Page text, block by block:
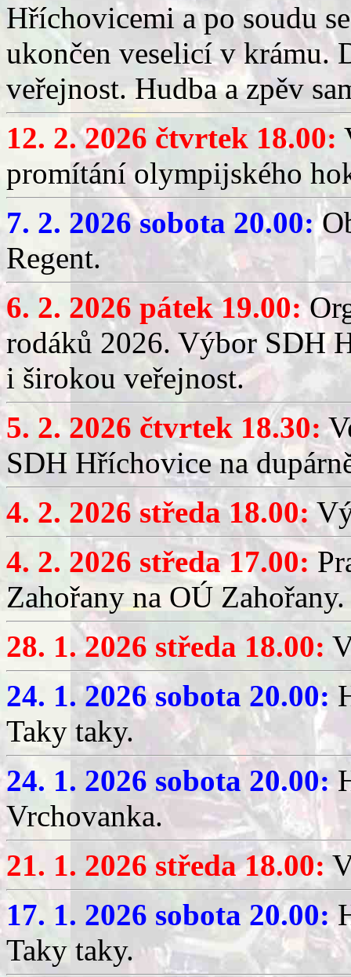
Hříchovicemi a po soudu
ukončen veselicí v krámu.
veřejnost. Hudba a zpěv
12. 2. 2026 čtvrtek 18.00:
promítání olympijského
7. 2. 2026 sobota 20.00:
Regent.
6. 2. 2026 pátek 19.00:
rodáků 2026. Výbor SDH
i širokou veřejnost.
5. 2. 2026 čtvrtek 18.30:
SDH Hříchovice na
4. 2. 2026 středa 18.00:
4. 2. 2026 středa 17.00:
Zahořany na OÚ Zahořany.
28. 1. 2026 středa 18.00:
24. 1. 2026 sobota 20.00:
Taky taky.
24. 1. 2026 sobota 20.00:
Vrchovanka.
21. 1. 2026 středa 18.00:
17. 1. 2026 sobota 20.00:
Taky taky.